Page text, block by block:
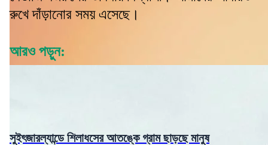
রুখে দাঁড়ানোর সময় এসেছে।
আরও পড়ুন:
সুইৎজারল্যান্ডে শিলাধসের আতঙ্কে গ্রাম ছাড়ছে মানুষ